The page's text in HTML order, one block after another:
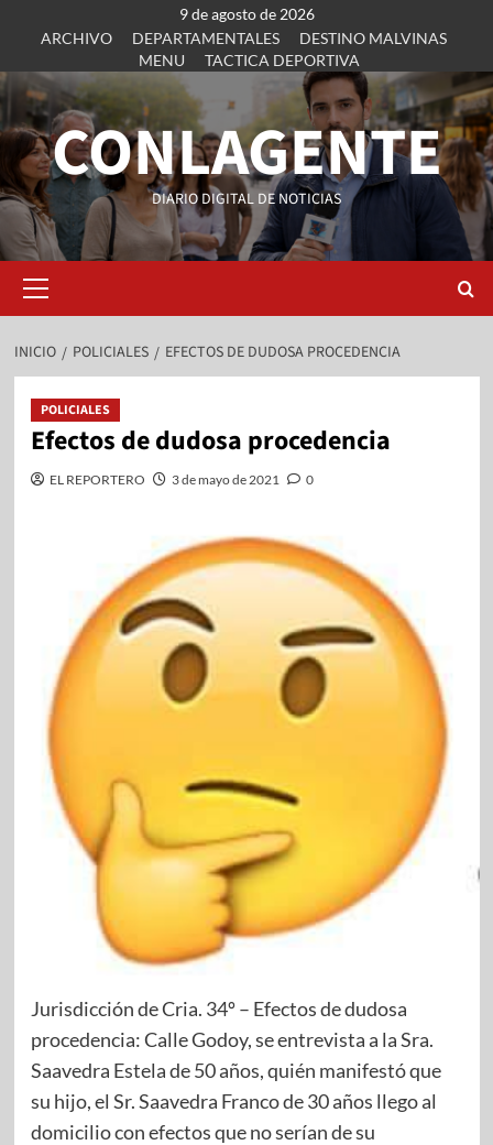
9 de agosto de 2026
ARCHIVO
DEPARTAMENTALES
DESTINO MALVINAS
MENU
TACTICA DEPORTIVA
CONLAGENTE
DIARIO DIGITAL DE NOTICIAS
INICIO POLICIALES EFECTOS DE DUDOSA PROCEDENCIA
POLICIALES
Efectos de dudosa procedencia
EL REPORTERO 3 de mayo de 2021 0
Jurisdicción de Cria. 34º – Efectos de dudosa
procedencia: Calle Godoy, se entrevista a la Sra.
Saavedra Estela de 50 años, quién manifestó que
su hijo, el Sr. Saavedra Franco de 30 años llego al
domicilio con efectos que no serían de su